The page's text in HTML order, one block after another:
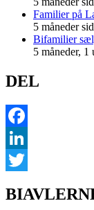
Familier på
5 måneder
Bifamilier
5 måneder, 1
DEL
Facebook
LinkedIn